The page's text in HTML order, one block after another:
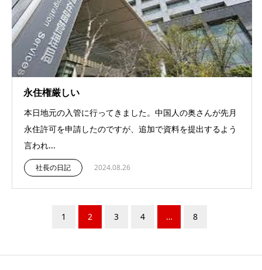
永住権厳しい
本日地元の入管に行ってきました。中国人の奥さんが先月
永住許可を申請したのですが、追加で資料を提出するよう
言われ...
社長の日記 2024.08.26
1 2 3 4 … 8